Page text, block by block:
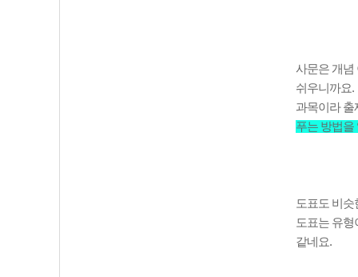
사문은 개념
쉬우니까요.
과목이라 출
푸는 방법을
도표도 비슷
도표는 유형
같네요.